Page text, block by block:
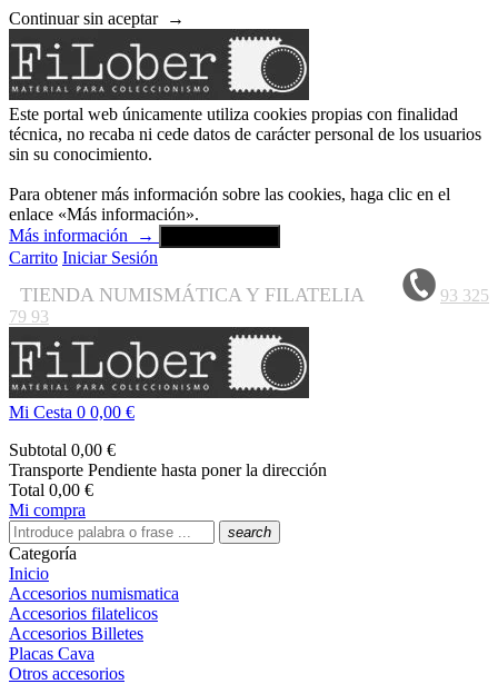
Continuar sin aceptar →
Este portal web únicamente utiliza cookies propias con finalidad
técnica, no recaba ni cede datos de carácter personal de los usuarios
sin su conocimiento.
Para obtener más información sobre las cookies, haga clic en el
enlace «Más información».
Más información
→
Carrito Iniciar Sesión
TIENDA NUMISMÁTICA Y FILATELIA
93 325
79 93
Mi Cesta 0 0,00 €
Subtotal 0,00 €
Transporte Pendiente hasta poner la dirección
Total 0,00 €
Mi compra
search
Categoría
Inicio
Accesorios numismatica
Accesorios filatelicos
Accesorios Billetes
Placas Cava
Otros accesorios